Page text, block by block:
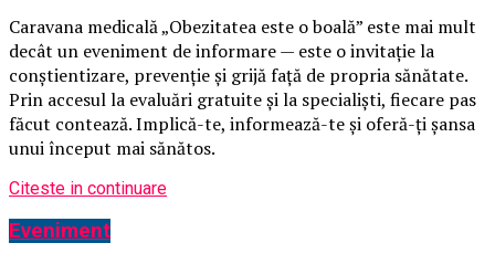
Caravana medicală „Obezitatea este o boală” este mai mult
decât un eveniment de informare — este o invitație la
conștientizare, prevenție și grijă față de propria sănătate.
Prin accesul la evaluări gratuite și la specialiști, fiecare pas
făcut contează. Implică-te, informează-te și oferă-ți șansa
unui început mai sănătos.
Citeste in continuare
Eveniment